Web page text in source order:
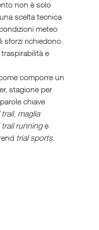
non è solo
scelta tecnica
meteo
sforzi richiedono
e
comporre un
stagione per
chiave
, maglia
running e
trial sports.